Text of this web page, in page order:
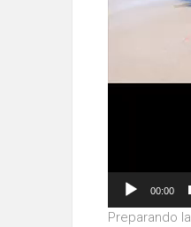
00:00
Preparando